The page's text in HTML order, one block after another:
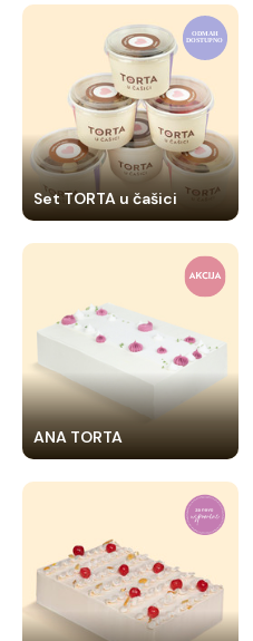
Set TORTA u čašici
ANA TORTA